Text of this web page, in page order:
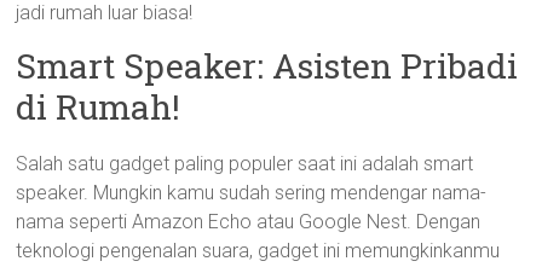
jadi rumah luar biasa!
Smart Speaker: Asisten Pribadi
di Rumah!
Salah satu gadget paling populer saat ini adalah smart
speaker. Mungkin kamu sudah sering mendengar nama-
nama seperti Amazon Echo atau Google Nest. Dengan
teknologi pengenalan suara, gadget ini memungkinkanmu